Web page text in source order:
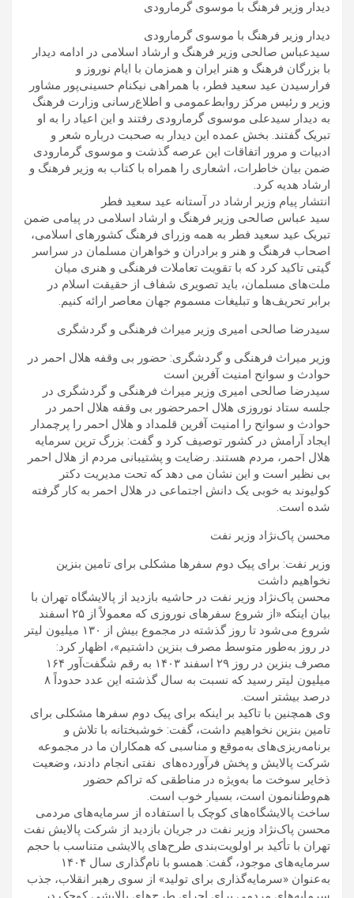
دیدار وزیر فرهنگ با موسوی گرمارودی
دیدار وزیر فرهنگ با موسوی گرمارودی
سیدعباس صالحی وزیر فرهنگ و ارشاد اسلامی در ادامه دیدار
با بزرگان فرهنگ و هنر ایران و همزمان با ایام نوروز و
فرارسیدن عید سعید فطر، با همراهی نیکنام حسینی‌پور مشاور
وزیر و رئیس مرکز روابط‌عمومی و اطلاع‌رسانی وزارت فرهنگ
به دیدار سیدعلی موسوی گرمارودی رفتند و این اعیاد را به او
تبریک گفتند. بخش عمده این دیدار به صحبت درباره شعر و
ادبیات و مرور اتفاقات این عرصه گذشت و موسوی گرمارودی
ضمن بیان خاطرات، اشعاری را همراه با کتاب به وزیر فرهنگ و
ارشاد هدیه کرد.
انتشار پیام وزیر ارشاد در آستانه عید سعید فطر
سید عباس صالحی وزیر فرهنگ و ارشاد اسلامی در پیامی ضمن
تبریک عید سعید فطر به همه وزرای فرهنگ کشورهای اسلامی،
اصحاب فرهنگ و هنر و برادران و خواهران مسلمان در سراسر
گیتی تاکید کرد که با تقویت تعاملات فرهنگی و هنری میان
ملت‌های مسلمان، باید تصویری شفاف از حقیقت اسلام در
برابر تحریف‌ها و تبلیغات مسموم جهان معاصر ارائه کنیم.
سیدرضا صالحی امیری وزیر میراث فرهنگی و گردشگری
وزیر میراث فرهنگی و گردشگری: حضور بی وقفه هلال احمر در
حوادث و سوانح امنیت آفرین است
سیدرضا صالحی امیری وزیر میراث فرهنگی و گردشگری در
جلسه ستاد نوروزی هلال احمرحضور بی وقفه هلال احمر در
حوادث و سوانح را امنیت آفرین قلمداد و هلال احمر را پرچمدار
ایجاد آرامش در کشور توصیف کرد و گفت: بزرگ ترین سرمایه
هلال احمر، مردم هستند. رضایت و پشتیبانی مردم از هلال احمر
بی نظیر است و این نشان می دهد که تحت مدیریت دکتر
کولیوند به خوبی یک دانش اجتماعی در هلال احمر به کار گرفته
شده است.
محسن پاک‌نژاد وزیر نفت
وزیر نفت: برای پیک دوم سفرها مشکلی برای تامین بنزین
نخواهیم داشت
محسن پاک‌نژاد وزیر نفت در حاشیه بازدید از پالایشگاه تهران با
بیان اینکه «از شروع سفرهای نوروزی که معمولاً از ۲۵ اسفند
شروع می‌شود تا روز گذشته در مجموع بیش از ۱۳۰ میلیون لیتر
در روز به‌طور متوسط مصرف بنزین داشتیم»، اظهار کرد:
مصرف بنزین در روز ۲۹ اسفند ۱۴۰۳ به رقم شگفت‌آور ۱۶۴
میلیون لیتر رسید که نسبت به سال گذشته این عدد حدوداً ۸
درصد بیشتر است.
وی همچنین با تاکید بر اینکه برای پیک دوم سفرها مشکلی برای
تامین بنزین نخواهیم داشت، گفت: خوشبختانه با تلاش و
برنامه‌ریزی‌های به‌موقع و مناسبی که همکاران ما در مجموعه
شرکت پالایش و پخش فرآورده‌های ‌ نفتی انجام دادند، وضعیت
ذخایر سوخت ما به‌ویژه در مناطقی که تراکم حضور
هم‌وطنانمون است، بسیار خوب است.
ساخت پالایشگاه‌های کوچک با استفاده از سرمایه‌های مردمی
محسن پاک‌نژاد وزیر نفت در جریان بازدید از شرکت پالایش نفت
تهران با تأکید بر اولویت‌بندی طرح‌های پالایشی متناسب با حجم
سرمایه‌های موجود، گفت: همسو با نام‌گذاری سال ۱۴۰۴
به‌عنوان «سرمایه‌گذاری برای تولید» از سوی رهبر انقلاب، جذب